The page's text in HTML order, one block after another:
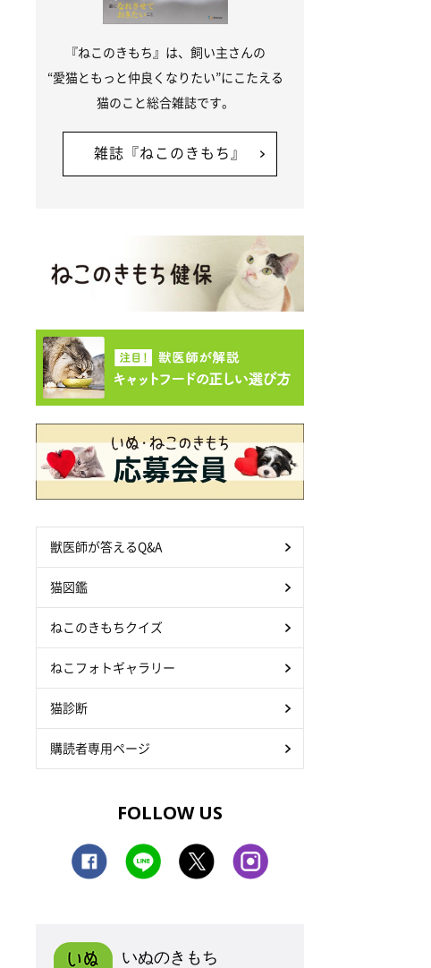
『ねこのきもち』は、飼い主さんの
“愛猫ともっと仲良くなりたい”にこたえる
猫のこと総合雑誌です。
雑誌『ねこのきもち』
獣医師が答えるQ&A
猫図鑑
ねこのきもちクイズ
ねこフォトギャラリー
猫診断
購読者専用ページ
FOLLOW US
いぬのきもち